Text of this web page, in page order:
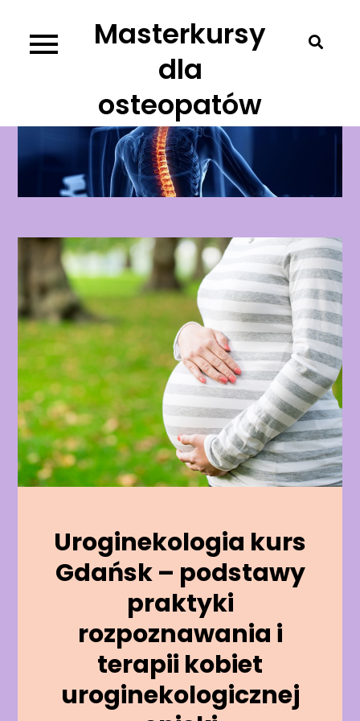
content
Masterkursy
dla
osteopatów
Uroginekologia kurs
Gdańsk – podstawy
praktyki
rozpoznawania i
terapii kobiet
uroginekologicznej